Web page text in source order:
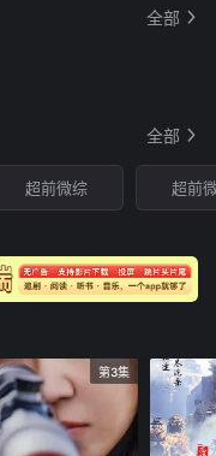
全部
全部
超前微综 超前
第3集